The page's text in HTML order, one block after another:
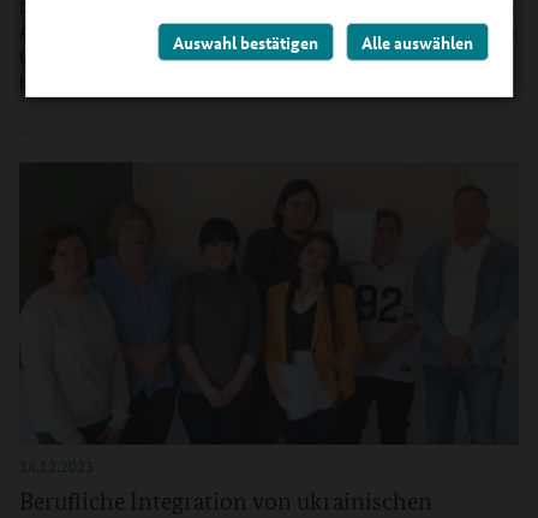
Auswahl bestätigen Alle auswählen
Ausbildung für ukrainische Geflüchtete“ zeigt, wie Menschen aus der
Ukraine 2022 und 2023 durch zwei BMBF-geförderte Programme
Berufliche Integration von ukrainischen
14.12.2023